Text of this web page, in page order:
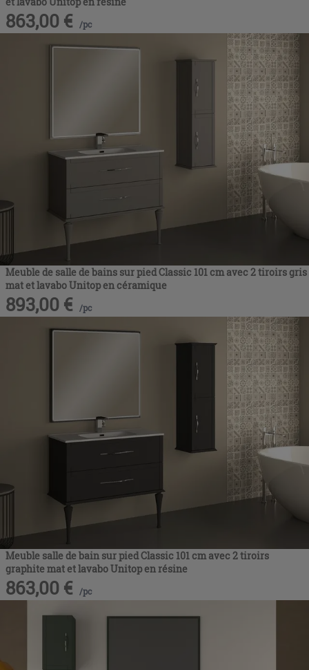
863,00 € /pc
Meuble de salle de bains sur pied Classic 101 cm avec 2 tiroirs gris
mat et lavabo Unitop en céramique
893,00 € /pc
Meuble salle de bain sur pied Classic 101 cm avec 2 tiroirs
graphite mat et lavabo Unitop en résine
863,00 € /pc